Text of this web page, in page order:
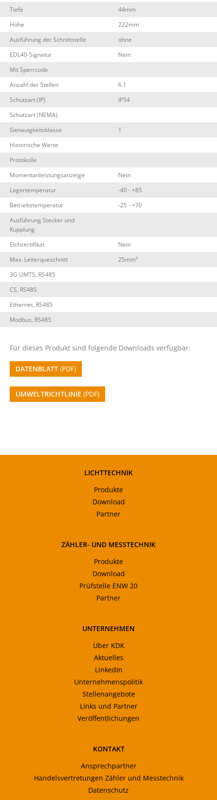
Tiefe
44mm
Höhe
222mm
Ausführung der Schnittstelle
ohne
EDL40-Signatur
Nein
Mit Sperrcode
Anzahl der Stellen
6.1
Schutzart (IP)
IP54
Schutzart (NEMA)
Genauigkeitsklasse
1
Historische Werte
Protokolle
Momentanleistungsanzeige
Nein
Lagertemperatur
-40 - +85
Betriebstemperatur
-25 - +70
Ausführung Stecker und
Kupplung
Eichzertifikat
Nein
Max. Leiterqueschnitt
25mm²
3G UMTS, RS485
CS, RS485
Ethernet, RS485
Modbus, RS485
Für dieses Produkt sind folgende Downloads verfügbar:
DATENBLATT (PDF)
UMWELTRICHTLINIE (PDF)
LICHTTECHNIK
Produkte
Download
Partner
ZÄHLER- UND MESSTECHNIK
Produkte
Download
Prüfstelle ENW 20
Partner
UNTERNEHMEN
Über KDK
Aktuelles
LinkedIn
Unternehmenspolitik
Stellenangebote
Links und Partner
Veröffentlichungen
KONTAKT
Ansprechpartner
Handelsvertretungen Zähler und Messtechnik
Datenschutz